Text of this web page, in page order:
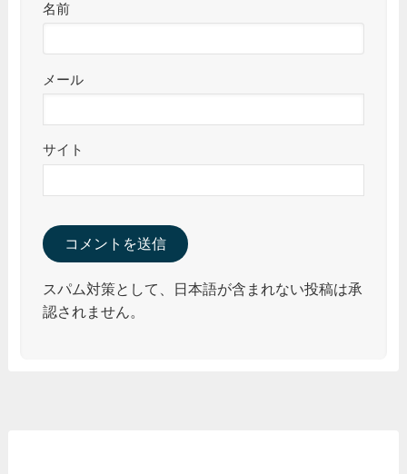
名前
メール
サイト
スパム対策として、日本語が含まれない投稿は承
認されません。